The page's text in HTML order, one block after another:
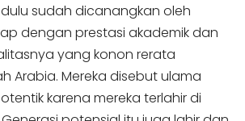
sudah dicanangkan oleh
dengan prestasi akademik dan
yang konon rerata
Arabia. Mereka disebut ulama
karena mereka terlahir di